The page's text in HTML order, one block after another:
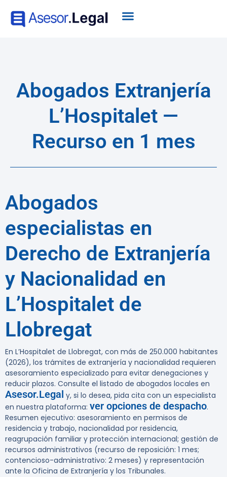
Abogados Extranjería
L’Hospitalet —
Recurso en 1 mes
Abogados
especialistas en
Derecho de Extranjería
y Nacionalidad en
L’Hospitalet de
Llobregat
En L’Hospitalet de Llobregat, con más de 250.000 habitantes
(2026), los trámites de extranjería y nacionalidad requieren
asesoramiento especializado para evitar denegaciones y
reducir plazos. Consulte el listado de abogados locales en
Asesor.Legal y, si lo desea, pida cita con un especialista
en nuestra plataforma: ver opciones de despacho.
Resumen ejecutivo: asesoramiento en permisos de
residencia y trabajo, nacionalidad por residencia,
reagrupación familiar y protección internacional; gestión de
recursos administrativos (recurso de reposición: 1 mes;
contencioso-administrativo: 2 meses) y representación
ante la Oficina de Extranjería y los Tribunales.